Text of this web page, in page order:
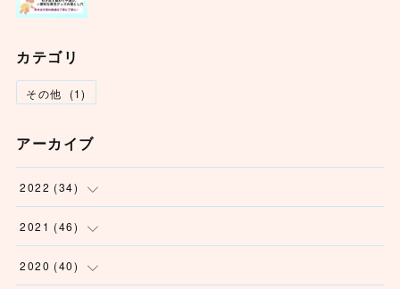
カテゴリ
その他 (1)
アーカイブ
2022 (34)
(1)
(6)
2021 (46)
(3)
2020 (40)